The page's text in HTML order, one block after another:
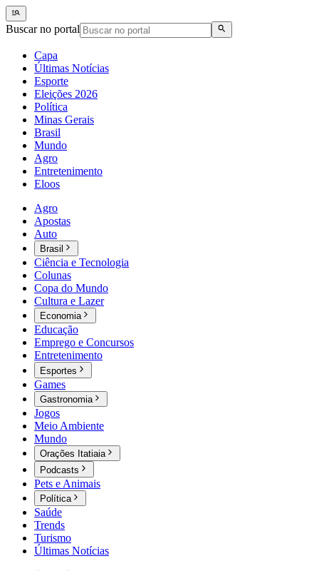
Buscar no portal
Capa
Últimas Notícias
Esporte
Eleições 2026
Política
Minas Gerais
Brasil
Mundo
Agro
Entretenimento
Eloos
Agro
Apostas
Auto
Brasil
Ciência e Tecnologia
Colunas
Copa do Mundo
Cultura e Lazer
Economia
Educação
Emprego e Concursos
Entretenimento
Esportes
Games
Gastronomia
Jogos
Meio Ambiente
Mundo
Orações Itatiaia
Podcasts
Pets e Animais
Política
Saúde
Trends
Turismo
Últimas Notícias